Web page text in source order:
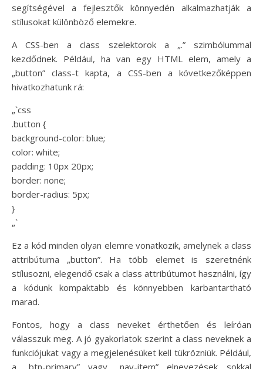
segítségével a fejlesztők könnyedén alkalmazhatják a
stílusokat különböző elemekre.
A CSS-ben a class szelektorok a „.” szimbólummal
kezdődnek. Például, ha van egy HTML elem, amely a
„button” class-t kapta, a CSS-ben a következőképpen
hivatkozhatunk rá:
„`css
.button {
background-color: blue;
color: white;
padding: 10px 20px;
border: none;
border-radius: 5px;
}
„`
Ez a kód minden olyan elemre vonatkozik, amelynek a class
attribútuma „button”. Ha több elemet is szeretnénk
stílusozni, elegendő csak a class attribútumot használni, így
a kódunk kompaktabb és könnyebben karbantartható
marad.
Fontos, hogy a class neveket érthetően és leíróan
válasszuk meg. A jó gyakorlatok szerint a class neveknek a
funkciójukat vagy a megjelenésüket kell tükrözniük. Például,
a „btn-primary” vagy „nav-item” elnevezések sokkal